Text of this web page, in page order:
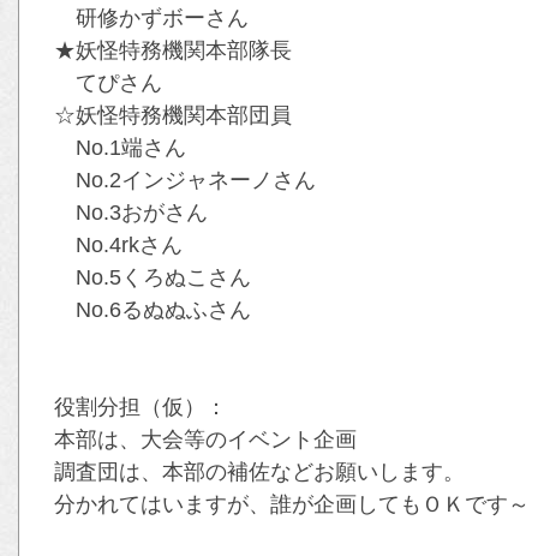
研修かずボーさん
★妖怪特務機関本部隊長
てぴさん
☆妖怪特務機関本部団員
No.1端さん
No.2インジャネーノさん
No.3おがさん
No.4rkさん
No.5くろぬこさん
No.6るぬぬふさん
役割分担（仮）：
本部は、大会等のイベント企画
調査団は、本部の補佐などお願いします。
分かれてはいますが、誰が企画してもＯＫです～